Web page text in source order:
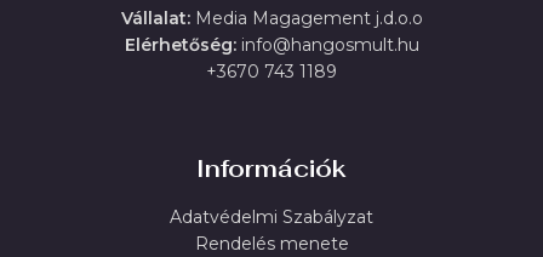
Vállalat:Media Magagement j.d.o.o
Elérhetőség:info@hangosmult.hu
+3670 743 1189
Információk
Adatvédelmi Szabályzat
Rendelés menete